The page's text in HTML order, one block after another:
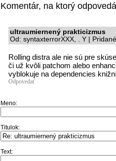
Komentár, na ktorý
ultraumiernený prakticizmus
Od: syntaxterrorXXX, . Y |
Rolling distra ale nie sú pre
či už kvôli patchom alebo
vyblokuje na dependencies
Odpovedať
Meno:
Titulok:
Text: